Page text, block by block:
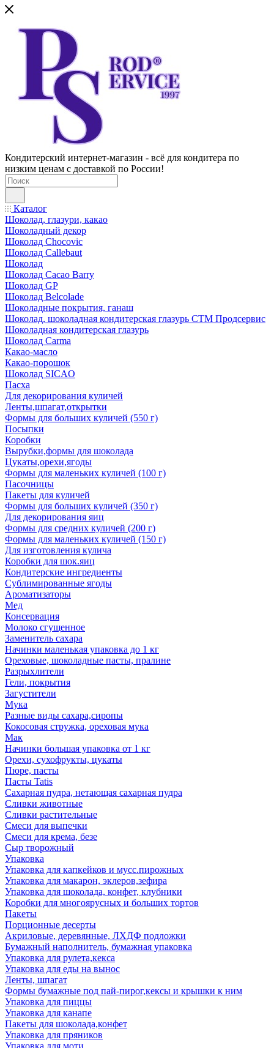
Кондитерский интернет-магазин - всё для кондитера по
низким ценам с доставкой по России!
Каталог
Шоколад, глазури, какао
Шоколадный декор
Шоколад Chocovic
Шоколад Callebaut
Шоколад
Шоколад Cacao Barry
Шоколад GP
Шоколад Belcolade
Шоколадные покрытия, ганаш
Шоколад, шоколадная кондитерская глазурь СТМ Продсервис
Шоколадная кондитерская глазурь
Шоколад Carma
Какао-масло
Какао-порошок
Шоколад SICAO
Пасха
Для декорирования куличей
Ленты,шпагат,открытки
Формы для больших куличей (550 г)
Посыпки
Коробки
Вырубки,формы для шоколада
Цукаты,орехи,ягоды
Формы для маленьких куличей (100 г)
Пасочницы
Пакеты для куличей
Формы для больших куличей (350 г)
Для декорирования яиц
Формы для средних куличей (200 г)
Формы для маленьких куличей (150 г)
Для изготовления кулича
Коробки для шок.яиц
Кондитерские ингредиенты
Сублимированные ягоды
Ароматизаторы
Мед
Консервация
Молоко сгущенное
Заменитель сахара
Начинки маленькая упаковка до 1 кг
Ореховые, шоколадные пасты, пралине
Разрыхлители
Гели, покрытия
Загустители
Мука
Разные виды сахара,сиропы
Кокосовая стружка, ореховая мука
Мак
Начинки большая упаковка от 1 кг
Орехи, сухофрукты, цукаты
Пюре, пасты
Пасты Tatis
Сахарная пудра, нетающая сахарная пудра
Сливки животные
Сливки растительные
Смеси для выпечки
Смеси для крема, безе
Сыр творожный
Упаковка
Упаковка для капкейков и мусс.пирожных
Упаковка для макарон, эклеров,зефира
Упаковка для шоколада, конфет, клубники
Коробки для многоярусных и больших тортов
Пакеты
Порционные десерты
Акриловые, деревянные, ЛХДФ подложки
Бумажный наполнитель, бумажная упаковка
Упаковка для рулета,кекса
Упаковка для еды на вынос
Ленты, шпагат
Формы бумажные под пай-пирог,кексы и крышки к ним
Упаковка для пиццы
Упаковка для канапе
Пакеты для шоколада,конфет
Упаковка для пряников
Упаковка для моти